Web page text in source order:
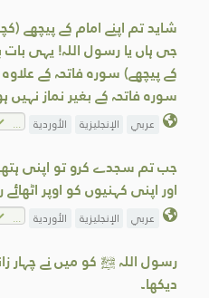
شاید تم اپنے امام کے پیچھے
جی ہاں یا رسول اللہ! یہی
کے پیچھے) سورہ فاتحہ کے
سورہ فاتحہ کے بغیر نماز نہیں
عربي الإنجليزية الأوردية
جب تم سجدے کرو تو اپنی
اور اپنی کہنیوں کو اوپر
عربي الإنجليزية الأوردية
دیکھا۔